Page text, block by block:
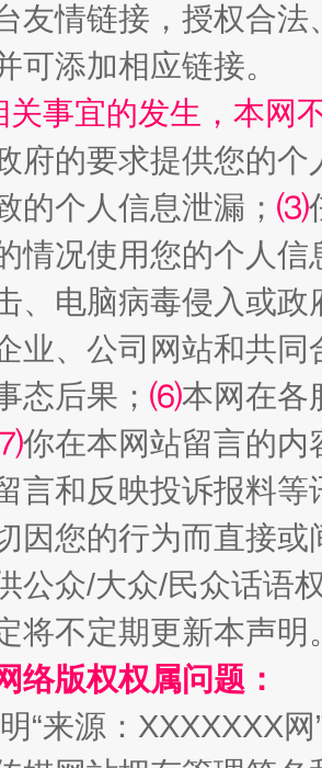
球赛在茂县开幕 规模
园优化重塑工作
游的“隐身衣” 如何以
友情链接，授权合
可添加相应链接。
关事宜的发生，本网
府的要求提供您的个
的个人信息泄漏； ⑶
情况使用您的个人
、电脑病毒侵入或
业、公司网站和共
态后果； ⑹本网在各
你在本网站留言的内
言和反映投诉报料
因您的行为而直接
公众/大众/民众话语
将不定期更新本声明
络版权权属问题：
“来源：XXXXXXX